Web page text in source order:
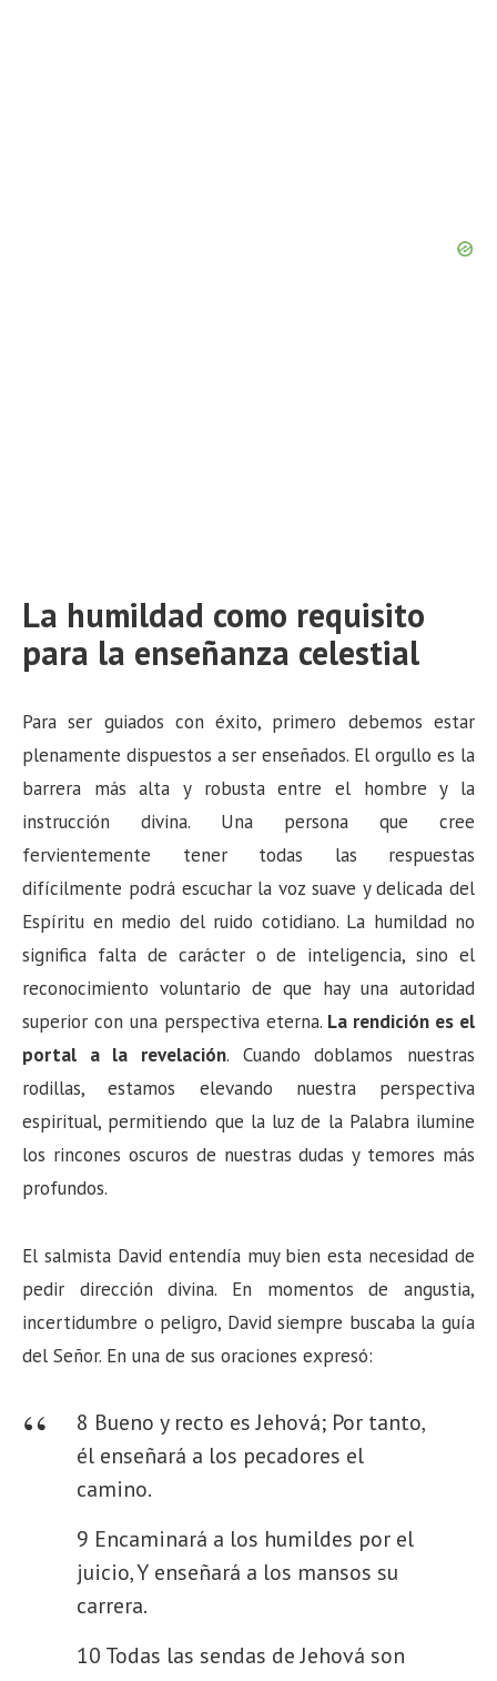
La humildad como requisito
para la enseñanza celestial
Para ser guiados con éxito, primero debemos estar
plenamente dispuestos a ser enseñados. El orgullo es la
barrera más alta y robusta entre el hombre y la
instrucción divina. Una persona que cree
fervientemente tener todas las respuestas
difícilmente podrá escuchar la voz suave y delicada del
Espíritu en medio del ruido cotidiano. La humildad no
significa falta de carácter o de inteligencia, sino el
reconocimiento voluntario de que hay una autoridad
superior con una perspectiva eterna. La rendición es el
portal a la revelación. Cuando doblamos nuestras
rodillas, estamos elevando nuestra perspectiva
espiritual, permitiendo que la luz de la Palabra ilumine
los rincones oscuros de nuestras dudas y temores más
profundos.
El salmista David entendía muy bien esta necesidad de
pedir dirección divina. En momentos de angustia,
incertidumbre o peligro, David siempre buscaba la guía
del Señor. En una de sus oraciones expresó:
8 Bueno y recto es Jehová; Por tanto,
él enseñará a los pecadores el
camino.
9 Encaminará a los humildes por el
juicio, Y enseñará a los mansos su
carrera.
10 Todas las sendas de Jehová son